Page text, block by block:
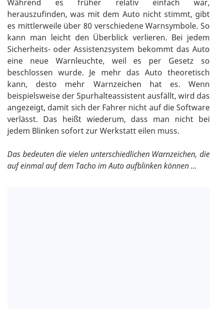
Während es früher relativ einfach war,
herauszufinden, was mit dem Auto nicht stimmt, gibt
es mittlerweile über 80 verschiedene Warnsymbole. So
kann man leicht den Überblick verlieren. Bei jedem
Sicherheits- oder Assistenzsystem bekommt das Auto
eine neue Warnleuchte, weil es per Gesetz so
beschlossen wurde. Je mehr das Auto theoretisch
kann, desto mehr Warnzeichen hat es. Wenn
beispielsweise der Spurhalteassistent ausfällt, wird das
angezeigt, damit sich der Fahrer nicht auf die Software
verlässt. Das heißt wiederum, dass man nicht bei
jedem Blinken sofort zur Werkstatt eilen muss.
Das bedeuten die vielen unterschiedlichen Warnzeichen, die
auf einmal auf dem Tacho im Auto aufblinken können ...